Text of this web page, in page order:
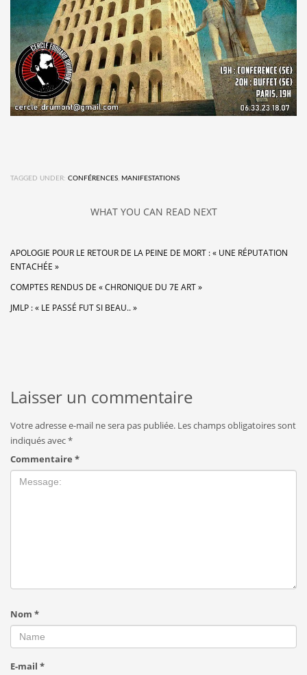
TAGGED UNDER: CONFÉRENCES MANIFESTATIONS
WHAT YOU CAN READ NEXT
APOLOGIE POUR LE RETOUR DE LA PEINE DE MORT : « UNE RÉPUTATION
ENTACHÉE »
COMPTES RENDUS DE « CHRONIQUE DU 7E ART »
JMLP : « LE PASSÉ FUT SI BEAU.. »
Laisser un commentaire
Votre adresse e-mail ne sera pas publiée. Les champs obligatoires sont
indiqués avec*
Commentaire *
Nom *
E-mail *